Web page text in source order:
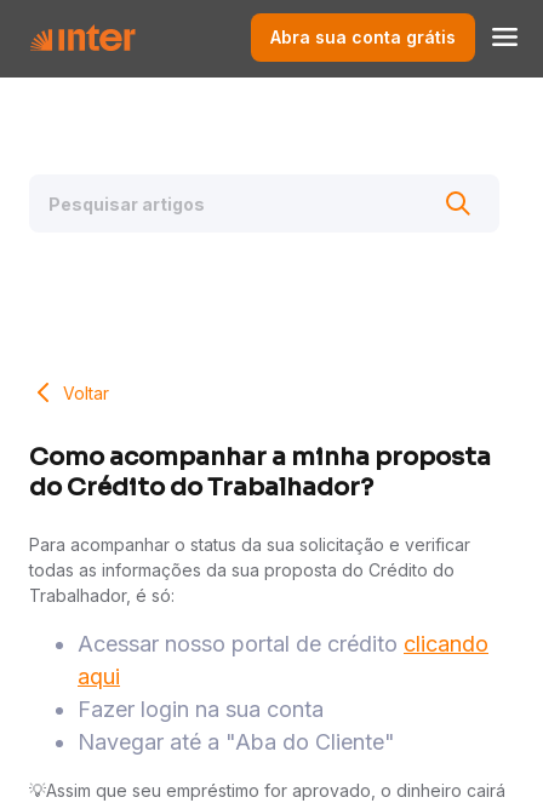
Abra sua conta grátis
Voltar
Como acompanhar a minha proposta
do Crédito do Trabalhador?
Para acompanhar o status da sua solicitação e verificar
todas as informações da sua proposta do Crédito do
Trabalhador, é só:
Acessar nosso portal de crédito clicando
aqui
Fazer login na sua conta
Navegar até a "Aba do Cliente"
💡Assim que seu empréstimo for aprovado, o dinheiro cairá